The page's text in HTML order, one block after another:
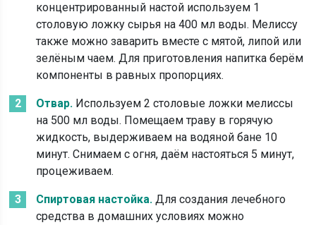
концентрированный настой используем 1
столовую ложку сырья на 400 мл воды. Мелиссу
также можно заварить вместе с мятой, липой или
зелёным чаем. Для приготовления напитка берём
компоненты в равных пропорциях.
Отвар. Используем 2 столовые ложки мелиссы
на 500 мл воды. Помещаем траву в горячую
жидкость, выдерживаем на водяной бане 10
минут. Снимаем с огня, даём настояться 5 минут,
процеживаем.
Спиртовая настойка. Для создания лечебного
средства в домашних условиях можно